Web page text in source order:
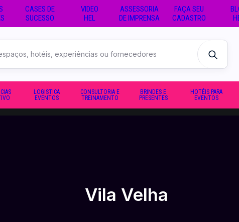
CASES DE
SUCESSO
VIDEO
HEL
ASSESSORIA
DE IMPRENSA
FAÇA SEU
CADASTRO
LOGISTICA
EVENTOS
CONSULTORIA E
TREINAMENTO
BRINDES E
PRESENTES
HOTÉIS PARA
EVENTOS
Vila Velha